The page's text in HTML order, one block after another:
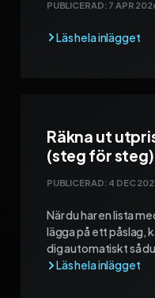
PUBLICERAD: 7 APR
Räkna ut
(steg för steg)
PUBLICERAD: 4 DEC
När du har en lista
lägga på ett påslag,
dig automatiskt så